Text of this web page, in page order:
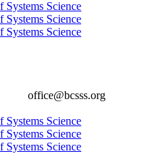
office@bcsss.org